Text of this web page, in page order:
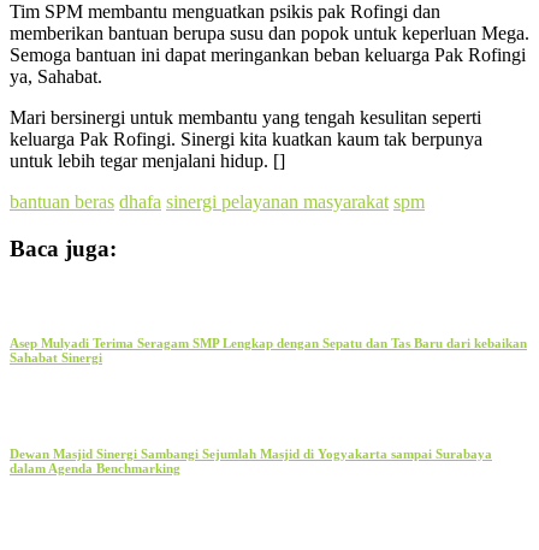
Tim SPM membantu menguatkan psikis pak Rofingi dan
memberikan bantuan berupa susu dan popok untuk keperluan Mega.
Semoga bantuan ini dapat meringankan beban keluarga Pak Rofingi
ya, Sahabat.
Mari bersinergi untuk membantu yang tengah kesulitan seperti
keluarga Pak Rofingi. Sinergi kita kuatkan kaum tak berpunya
untuk lebih tegar menjalani hidup. []
bantuan beras dhafa sinergi pelayanan masyarakat spm
Baca juga:
Asep Mulyadi Terima Seragam SMP Lengkap dengan Sepatu dan Tas Baru dari kebaikan
Sahabat Sinergi
Dewan Masjid Sinergi Sambangi Sejumlah Masjid di Yogyakarta sampai Surabaya
dalam Agenda Benchmarking